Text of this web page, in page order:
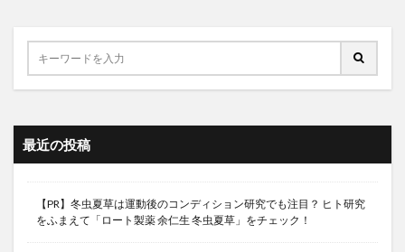
最近の投稿
【PR】冬虫夏草は運動後のコンディション研究でも注目？ ヒト研究
をふまえて「ロート製薬 余仁生 冬虫夏草」をチェック！